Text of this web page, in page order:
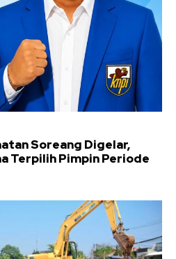
Soreang Digelar,
Terpilih Pimpin Periode